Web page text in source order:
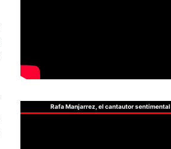
Rafa Manjarrez, el cantautor sentimental